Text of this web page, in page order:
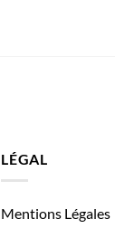
LÉGAL
Mentions Légales